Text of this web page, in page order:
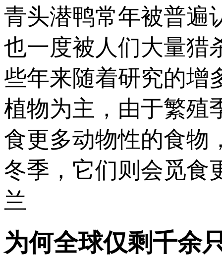
青头潜鸭常年被普遍
也一度被人们大量猎
些年来随着研究的增
植物为主，由于繁殖
食更多动物性的食物
冬季，它们则会觅食
兰
为何全球仅剩千余